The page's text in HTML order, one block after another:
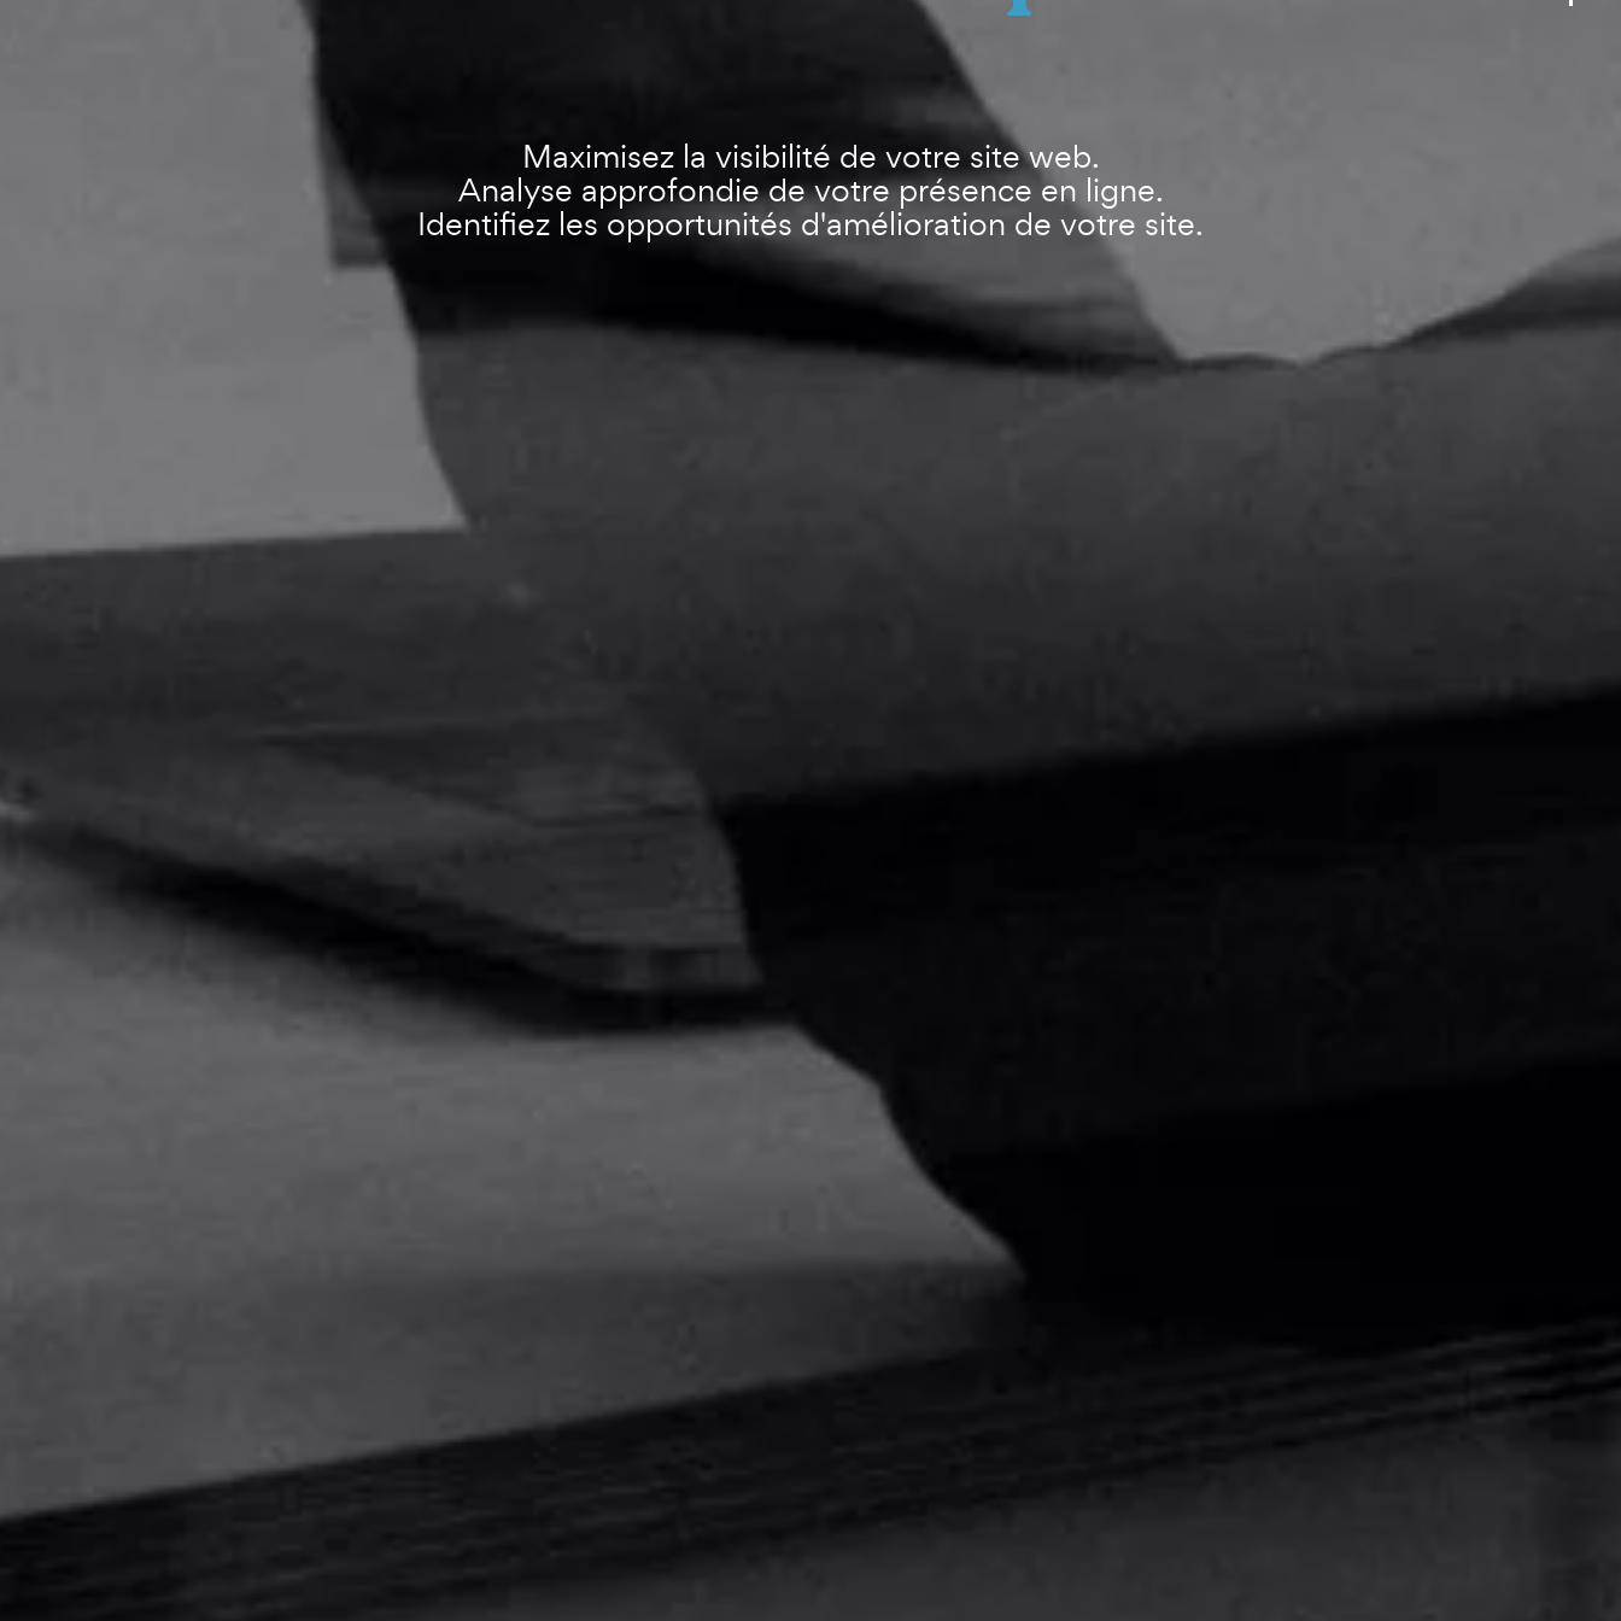
Maximisez la visibilité de votre site web.
Analyse approfondie de votre présence en ligne.
Identifiez les opportunités d'amélioration de votre site.